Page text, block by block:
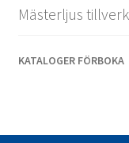
Mästerljus
KATALOGER FÖRBOKA